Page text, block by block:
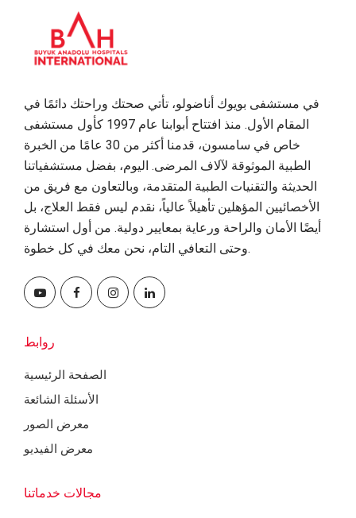
في مستشفى بويوك أناضولو، تأتي صحتك وراحتك دائمًا في
المقام الأول. منذ افتتاح أبوابنا عام 1997 كأول مستشفى
خاص في سامسون، قدمنا أكثر من 30 عامًا من الخبرة
الطبية الموثوقة لآلاف المرضى. اليوم، بفضل مستشفياتنا
الحديثة والتقنيات الطبية المتقدمة، وبالتعاون مع فريق من
الأخصائيين المؤهلين تأهيلاً عالياً، نقدم ليس فقط العلاج، بل
أيضًا الأمان والراحة ورعاية بمعايير دولية. من أول استشارة
وحتى التعافي التام، نحن معك في كل خطوة.
روابط
الصفحة الرئيسية
الأسئلة الشائعة
معرض الصور
معرض الفيديو
مجالات خدماتنا